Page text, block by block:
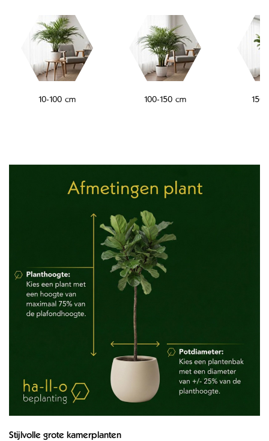
10-100 cm 100-150 cm
Stijlvolle grote kamerplanten